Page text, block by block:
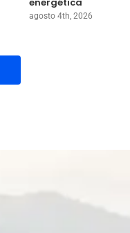
energética
agosto 4th, 2026